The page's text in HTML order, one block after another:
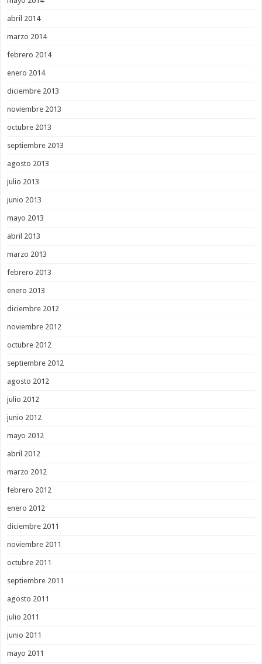
abril 2014
marzo 2014
febrero 2014
enero 2014
diciembre 2013
noviembre 2013
octubre 2013
septiembre 2013
agosto 2013
julio 2013
junio 2013
mayo 2013
abril 2013
marzo 2013
febrero 2013
enero 2013
diciembre 2012
noviembre 2012
octubre 2012
septiembre 2012
agosto 2012
julio 2012
junio 2012
mayo 2012
abril 2012
marzo 2012
febrero 2012
enero 2012
diciembre 2011
noviembre 2011
octubre 2011
septiembre 2011
agosto 2011
julio 2011
junio 2011
mayo 2011